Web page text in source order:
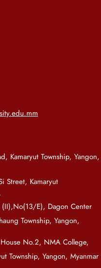
Kamaryut Township, Yangon,
Street, Kamaryut
E), Dagon Center
Township, Yangon,
No.2, NMA College,
Township, Yangon, Myanmar